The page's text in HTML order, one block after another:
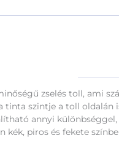
zselés toll, ami
tinta szintje a toll
annyi
kék, piros és fekete